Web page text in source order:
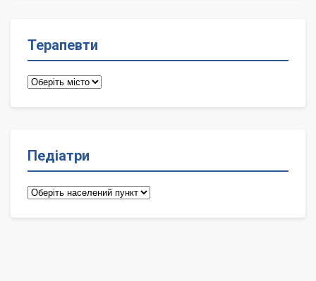
Терапевти
Терапевти
Педіатри
Педіатри